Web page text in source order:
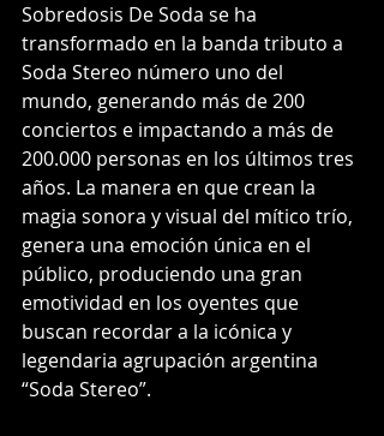
Sobredosis De Soda se ha
transformado en la banda tributo a
Soda Stereo número uno del
mundo, generando más de 200
conciertos e impactando a más de
200.000 personas en los últimos tres
años. La manera en que crean la
magia sonora y visual del mítico trío,
genera una emoción única en el
público, produciendo una gran
emotividad en los oyentes que
buscan recordar a la icónica y
legendaria agrupación argentina
“Soda Stereo”.